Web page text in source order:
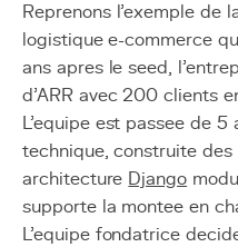
Reprenons l'exemple de
logistique e-commerce
ans apres le seed,
d'ARR avec 200 clients
L'equipe est passee de 5
technique, construite
architecture Django
supporte la montee en
L'equipe fondatrice